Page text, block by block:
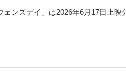
ェンズデイ」は2026年6月17日上映